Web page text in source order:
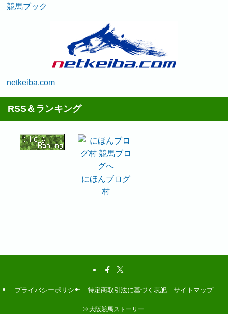
競馬ブック
netkeiba.com
RSS＆ランキング
にほんブログ
村
プライバシーポリシー 特定商取引法に基づく表記 サイトマップ
©大阪競馬ストーリー.